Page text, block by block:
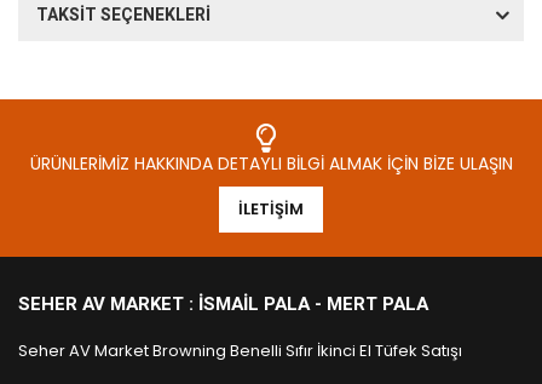
TAKSİT SEÇENEKLERİ
ÜRÜNLERIMIZ HAKKINDA DETAYLI BILGI ALMAK İÇIN BIZE ULAŞIN
İLETIŞIM
SEHER AV MARKET : İSMAIL PALA - MERT PALA
Seher AV Market Browning Benelli Sıfır İkinci El Tüfek Satışı